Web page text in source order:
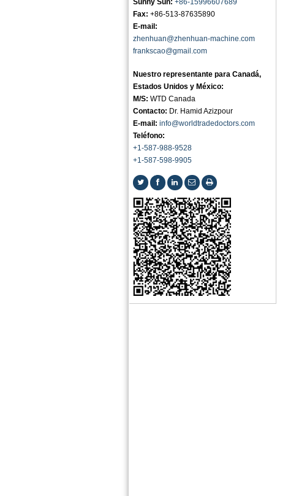
Sunny Sun: +86-15996607689
Fax: +86-513-87635890
E-mail:
zhenhuan@zhenhuan-machine.com
frankscao@gmail.com
Nuestro representante para Canadá,
Estados Unidos y México:
M/S: WTD Canada
Contacto: Dr. Hamid Azizpour
E-mail: info@worldtradedoctors.com
Teléfono:
+1-587-988-9528
+1-587-598-9905